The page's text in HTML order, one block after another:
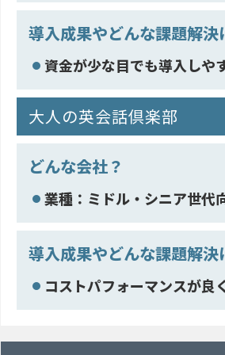
導入成果やどんな課題解決
資金が少な目でも導入しや
大人の英会話倶楽部
どんな会社？
業種：ミドル・シニア世代
導入成果やどんな課題解決
コストパフォーマンスが良